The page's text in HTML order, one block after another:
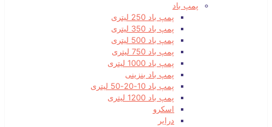
پمپ باد
پمپ باد 250 لیتری
پمپ باد 350 لیتری
پمپ باد 500 لیتری
پمپ باد 750 لیتری
پمپ باد 1000 لیتری
پمپ باد بنزینی
پمپ باد 10-20-50 لیتری
پمپ باد 1200 لیتری
اسکرو
درایر